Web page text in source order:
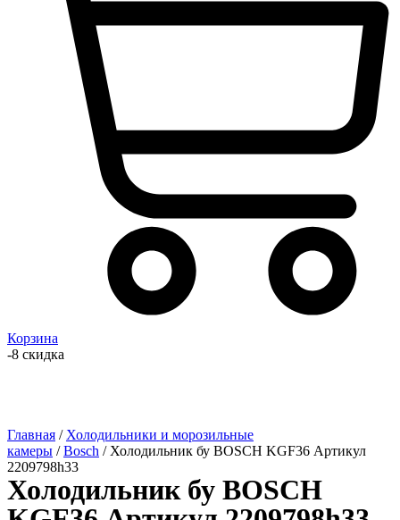
Корзина
-8 скидка
Главная / Холодильники и морозильные
камеры /Bosch / Холодильник бу BOSCH KGF36 Артикул
2209798h33
Холодильник бу BOSCH